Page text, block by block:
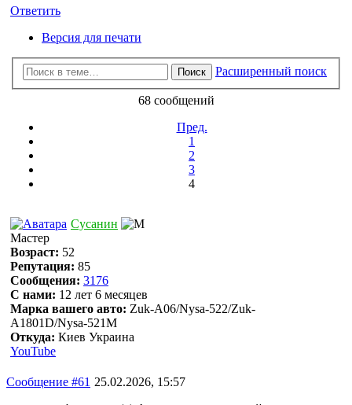
Ответить
Версия для печати
Поиск Расширенный поиск
68 сообщений
Пред.
1
2
3
4
Сусанин
Мастер
Возраст: 52
Репутация: 85
Сообщения: 3176
С нами: 12 лет 6 месяцев
Марка вашего авто: Zuk-A06/Nysa-522/Zuk-
A1801D/Nysa-521M
Откуда: Киев Украина
YouTube
Сообщение #61 25.02.2026, 15:57